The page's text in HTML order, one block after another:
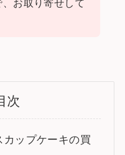
お取り寄せして
次
ップケーキの買